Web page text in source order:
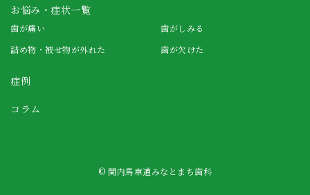
お悩み・症状一覧
歯が痛い
歯がしみる
詰め物・被せ物が外れた
歯が欠けた
症例
コラム
© 関内馬車道みなとまち歯科